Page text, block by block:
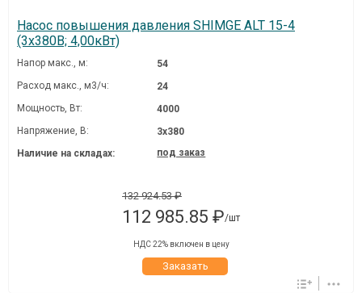
Насос повышения давления SHIMGE ALT 15-4
(3х380В; 4,00кВт)
Напор макс., м:
54
Расход макс., м3/ч:
24
Мощность, Вт:
4000
Напряжение, В:
3х380
Наличие на складах:
под заказ
132 924.53 ₽
112 985.85 ₽/шт
НДС 22% включен в цену
Заказать